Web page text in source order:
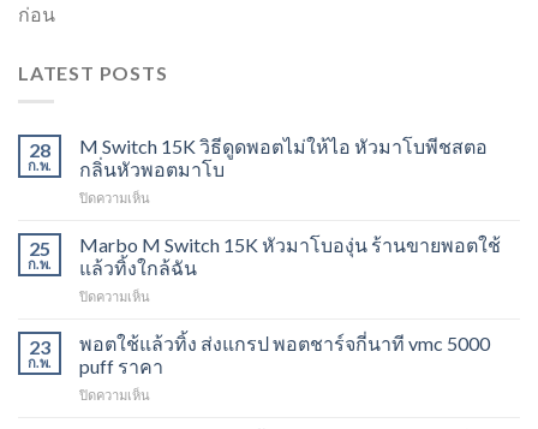
ก่อน
LATEST POSTS
28
ก.พ.
M Switch 15K วิธีดูดพอตไม่ให้ไอ หัวมาโบพีชสตอ
กลิ่นหัวพอตมาโบ
ปิดความเห็น
Switch
15K
วิธี
ดูด
ไม่
ให้
หัว
25
ก.พ.
Marbo M Switch 15K หัวมาโบองุ่น ร้านขายพอตใช้
แล้วทิ้งใกล้ฉัน
ปิดความเห็น
M
15K
หัว
23
ก.พ.
พอตใช้แล้วทิ้ง ส่งแกรป พอตชาร์จกี่นาที vmc 5000
puff ราคา
ปิดความเห็น